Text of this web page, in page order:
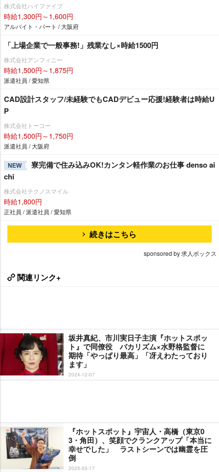
株式会社ハイファイブ
時給1,300円～1,600円
アルバイト・パート / 大阪府
「上場企業で一般事務!」残業なし×時給1500円
株式会社アンフィニー
時給1,500円～1,875円
派遣社員 / 愛知県
CAD設計スタッフ/未経験でもCADデビュー応援!経験者は時給U
P
株式会社トーコー
時給1,500円～1,750円
派遣社員 / 大阪府
NEW
寮完備で住み込みOK!カンタン軽作業のお仕事 denso ai
chi
株式会社テクノスマイル
時給1,800円
正社員 / 派遣社員 / 愛知県
続きはこちら
sponsored by 求人ボックス
関連リンク+
坂井真紀、市川実日子主演『ホットスポッ
ト』で同僚役 バカリズム×水野格監督に
期待「やっぱり最高」「冴えわたっており
ます」
2024-12-07
『ホットスポット』宇宙人・高橋（東京0
3・角田）、笑顔でクランクアップ「本当に
幸せでした」 ラストシーンでは幽霊を圧
倒
2025-03-17